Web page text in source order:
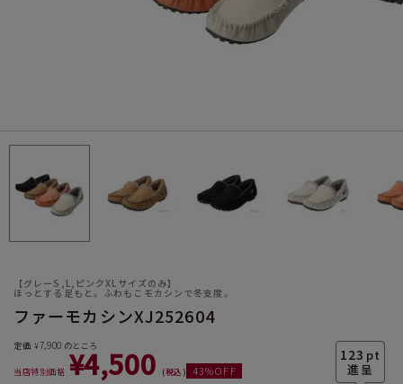
【グレーS,L,ピンクXLサイズのみ】
ほっとする足もと。ふわもこモカシンで冬支度。
ファーモカシンXJ252604
123 pt
定価 ¥7,900 のところ
当店特別価格 ¥4,500 税込 43%OFF
サイズ
ヒールの高さ